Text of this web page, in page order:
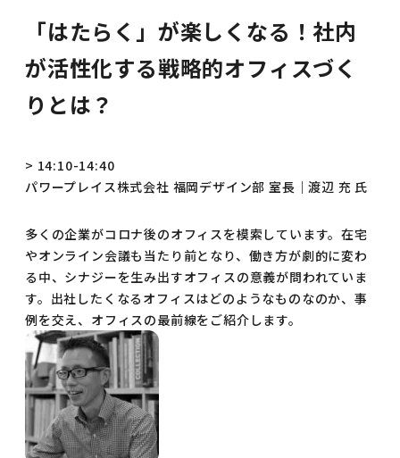
「はたらく」が楽しくなる！社内
が活性化する戦略的オフィスづく
りとは？
> 14:10-14:40
パワープレイス株式会社 福岡デザイン部 室長｜渡辺 充 氏
多くの企業がコロナ後のオフィスを模索しています。在宅
やオンライン会議も当たり前となり、働き方が劇的に変わ
る中、シナジーを生み出すオフィスの意義が問われていま
す。出社したくなるオフィスはどのようなものなのか、事
例を交え、オフィスの最前線をご紹介します。